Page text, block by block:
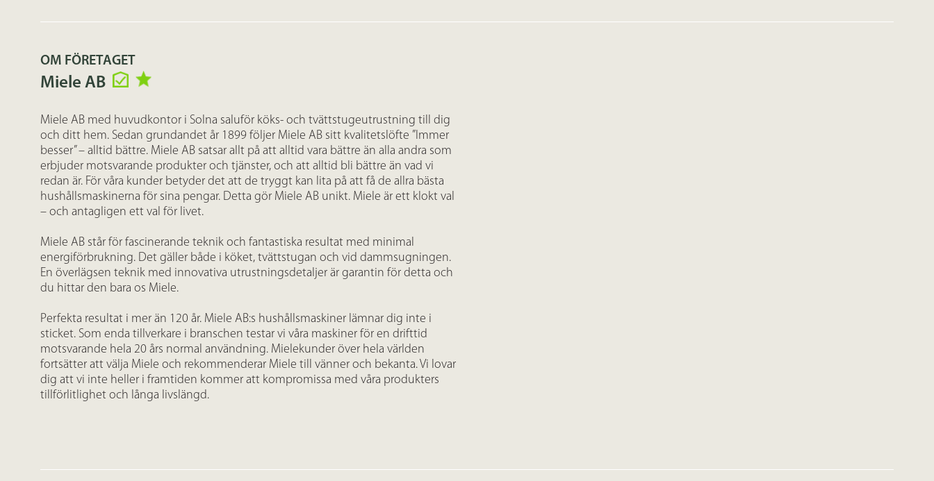
OM FÖRETAGET
Miele AB
Miele AB med huvudkontor i Solna saluför köks- och tvättstugeutrustning till dig
och ditt hem. Sedan grundandet år 1899 följer Miele AB sitt kvalitetslöfte ”Immer
besser” – alltid bättre. Miele AB satsar allt på att alltid vara bättre än alla andra som
erbjuder motsvarande produkter och tjänster, och att alltid bli bättre än vad vi
redan är. För våra kunder betyder det att de tryggt kan lita på att få de allra bästa
hushållsmaskinerna för sina pengar. Detta gör Miele AB unikt. Miele är ett klokt val
– och antagligen ett val för livet.
Miele AB står för fascinerande teknik och fantastiska resultat med minimal
energiförbrukning. Det gäller både i köket, tvättstugan och vid dammsugningen.
En överlägsen teknik med innovativa utrustningsdetaljer är garantin för detta och
du hittar den bara os Miele.
Perfekta resultat i mer än 120 år. Miele AB:s hushållsmaskiner lämnar dig inte i
sticket. Som enda tillverkare i branschen testar vi våra maskiner för en drifttid
motsvarande hela 20 års normal användning. Mielekunder över hela världen
fortsätter att välja Miele och rekommenderar Miele till vänner och bekanta. Vi lovar
dig att vi inte heller i framtiden kommer att kompromissa med våra produkters
tillförlitlighet och långa livslängd.